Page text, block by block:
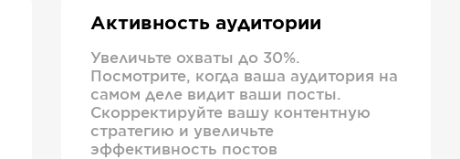
Активность аудитории
Увеличьте охваты до 30%.
Посмотрите, когда ваша аудитория на
самом деле видит ваши посты.
Скорректируйте вашу контентную
стратегию и увеличьте
эффективность постов